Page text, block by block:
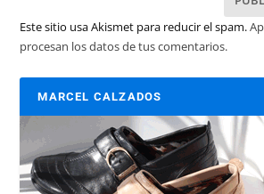
Este sitio usa Akismet para reducir el spam.
procesan los datos de tus comentarios.
MARCEL CALZADOS